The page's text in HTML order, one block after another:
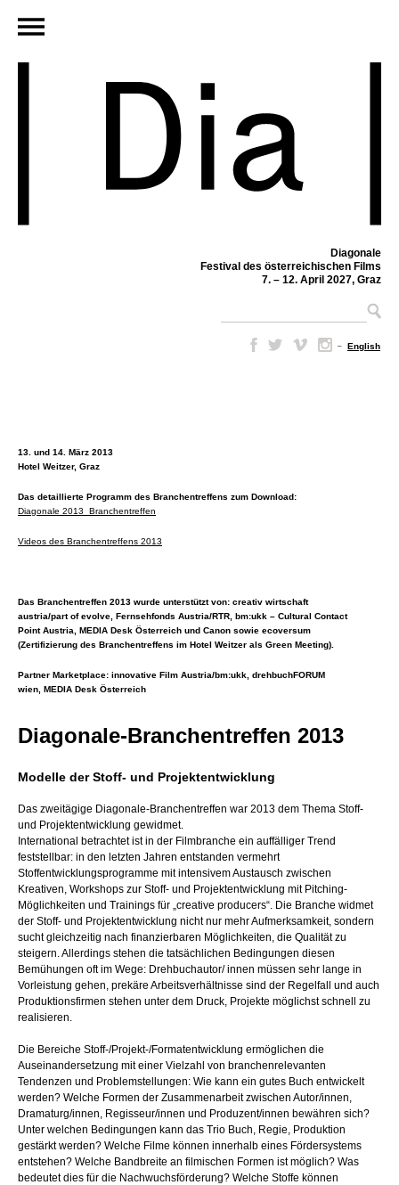
Diagonale
Festival des österreichischen Films
7. – 12. April 2027, Graz
– English
13. und 14. März 2013
Hotel Weitzer, Graz
Das detaillierte Programm des Branchentreffens zum Download:
Diagonale 2013_Branchentreffen
Videos des Branchentreffens 2013
Das Branchentreffen 2013 wurde unterstützt von: creativ wirtschaft
austria/part of evolve, Fernsehfonds Austria/RTR, bm:ukk – Cultural Contact
Point Austria, MEDIA Desk Österreich und Canon sowie ecoversum
(Zertifizierung des Branchentreffens im Hotel Weitzer als Green Meeting).
Partner Marketplace: innovative Film Austria/bm:ukk, drehbuchFORUM
wien, MEDIA Desk Österreich
Diagonale-Branchentreffen 2013
Modelle der Stoff- und Projektentwicklung
Das zweitägige Diagonale-Branchentreffen war 2013 dem Thema Stoff-
und Projektentwicklung gewidmet.
International betrachtet ist in der Filmbranche ein auffälliger Trend
feststellbar: in den letzten Jahren entstanden vermehrt
Stoffentwicklungsprogramme mit intensivem Austausch zwischen
Kreativen, Workshops zur Stoff- und Projektentwicklung mit Pitching-
Möglichkeiten und Trainings für „creative producers“. Die Branche widmet
der Stoff- und Projektentwicklung nicht nur mehr Aufmerksamkeit, sondern
sucht gleichzeitig nach finanzierbaren Möglichkeiten, die Qualität zu
steigern. Allerdings stehen die tatsächlichen Bedingungen diesen
Bemühungen oft im Wege: Drehbuchautor/ innen müssen sehr lange in
Vorleistung gehen, prekäre Arbeitsverhältnisse sind der Regelfall und auch
Produktionsfirmen stehen unter dem Druck, Projekte möglichst schnell zu
realisieren.
Die Bereiche Stoff-/Projekt-/Formatentwicklung ermöglichen die
Auseinandersetzung mit einer Vielzahl von branchenrelevanten
Tendenzen und Problemstellungen: Wie kann ein gutes Buch entwickelt
werden? Welche Formen der Zusammenarbeit zwischen Autor/innen,
Dramaturg/innen, Regisseur/innen und Produzent/innen bewähren sich?
Unter welchen Bedingungen kann das Trio Buch, Regie, Produktion
gestärkt werden? Welche Filme können innerhalb eines Fördersystems
entstehen? Welche Bandbreite an filmischen Formen ist möglich? Was
bedeutet dies für die Nachwuchsförderung? Welche Stoffe können